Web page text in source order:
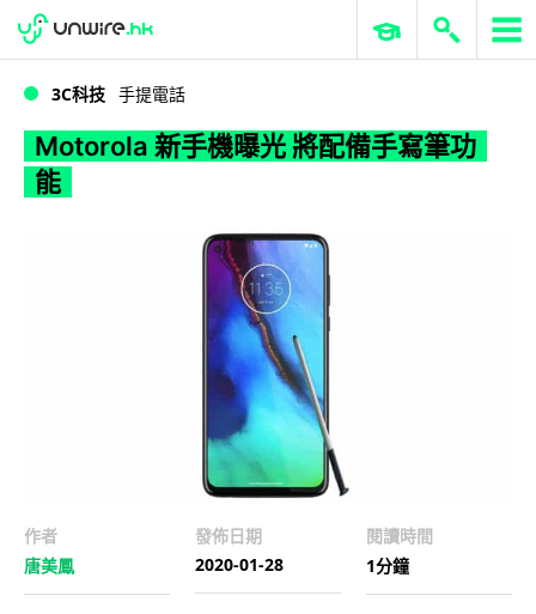
Motorola 新手機曝光 將配備手寫筆功能
WWDC 2026 ERP 與商業 AI
3C科技 手提電話
Motorola 新手機曝光 將配備手寫筆功
能
作者
唐美鳳
發佈日期
2020-01-28
閱讀時間
1分鐘